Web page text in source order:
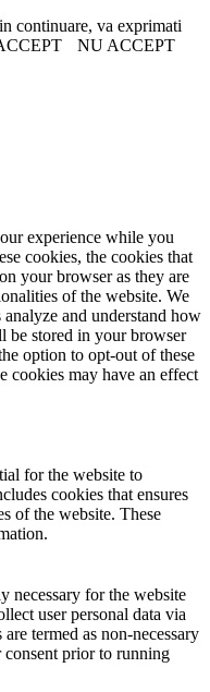
continuare, va exprimati
NU ACCEPT
experience while you
cookies, the cookies that
your browser as they are
of the website. We
and understand how
be stored in your browser
option to opt-out of these
cookies may have an effect
for the website to
cookies that ensures
of the website. These
necessary for the website
user personal data via
termed as non-necessary
consent prior to running